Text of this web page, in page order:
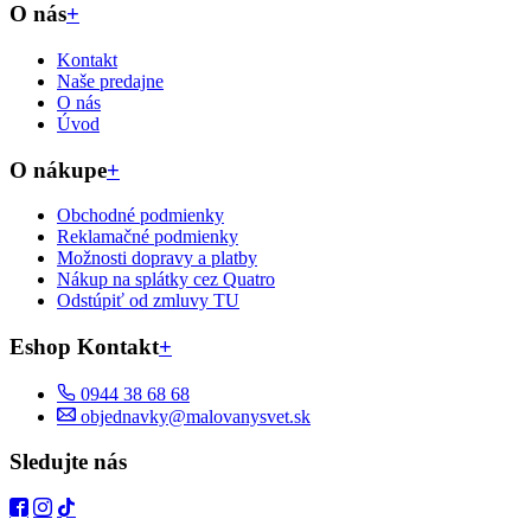
O nás+
Kontakt
Naše predajne
O nás
Úvod
O nákupe+
Obchodné podmienky
Reklamačné podmienky
Možnosti dopravy a platby
Nákup na splátky cez Quatro
Odstúpiť od zmluvy TU
Eshop Kontakt+
0944 38 68 68
objednavky@malovanysvet.sk
Sledujte nás